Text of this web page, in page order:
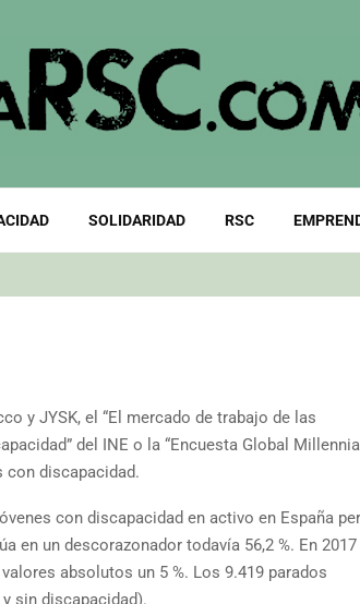
SOLIDARIDAD RSC
y JYSK, el “El mercado de trabajo de las
del INE o la “Encuesta Global
con discapacidad.
con discapacidad en activo en España
en un descorazonador todavía 56,2 %. En 2017
absolutos un 5 %. Los 9.419 parados
sin discapacidad).